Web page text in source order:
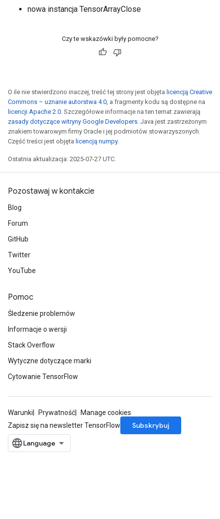
nowa instancja TensorArrayClose
Czy te wskazówki były pomocne?
O ile nie stwierdzono inaczej, treść tej strony jest objęta licencją Creative
Commons – uznanie autorstwa 4.0, a fragmenty kodu są dostępne na
licencji Apache 2.0. Szczegółowe informacje na ten temat zawierają
zasady dotyczące witryny Google Developers. Java jest zastrzeżonym
znakiem towarowym firmy Oracle i jej podmiotów stowarzyszonych.
Część treści jest objęta licencją numpy.
Ostatnia aktualizacja: 2025-07-27 UTC.
Pozostawaj w kontakcie
Blog
Forum
GitHub
Twitter
YouTube
Pomoc
Śledzenie problemów
Informacje o wersji
Stack Overflow
Wytyczne dotyczące marki
Cytowanie TensorFlow
Warunki Prywatność
Manage cookies
Zapisz się na newsletter TensorFlow
Subskrybuj